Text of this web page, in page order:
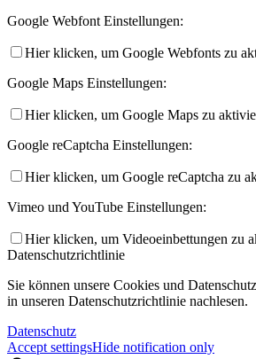
Google Webfont Einstellungen:
Hier klicken, um Google Webfonts zu
Google Maps Einstellungen:
Hier klicken, um Google Maps zu
Google reCaptcha Einstellungen:
Hier klicken, um Google reCaptcha zu
Vimeo und YouTube Einstellungen:
Hier klicken, um Videoeinbettungen zu
Datenschutzrichtlinie
Sie können unsere Cookies und
in unseren Datenschutzrichtlinie nachlesen.
Datenschutz
Accept settingsHide notification only